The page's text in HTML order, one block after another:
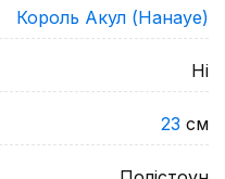
Король Акул (Нанауе)
Ні
23 см